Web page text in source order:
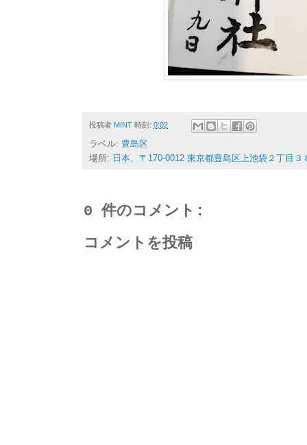
投稿者 MINT 時刻: 0:02
ラベル: 豊島区
場所: 日本、〒170-0012 東京都豊島区上池袋２丁目３
0 件のコメント:
コメントを投稿